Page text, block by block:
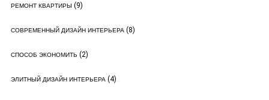
РЕМОНТ КВАРТИРЫ (9)
СОВРЕМЕННЫЙ ДИЗАЙН ИНТЕРЬЕРА (8)
СПОСОБ ЭКОНОМИТЬ (2)
ЭЛИТНЫЙ ДИЗАЙН ИНТЕРЬЕРА (4)